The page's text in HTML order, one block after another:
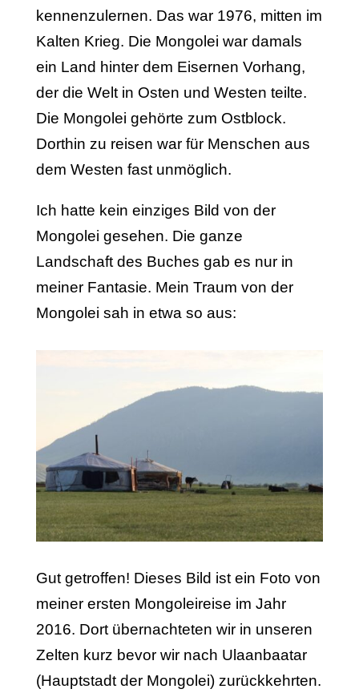
kennenzulernen. Das war 1976, mitten im
Kalten Krieg. Die Mongolei war damals
ein Land hinter dem Eisernen Vorhang,
der die Welt in Osten und Westen teilte.
Die Mongolei gehörte zum Ostblock.
Dorthin zu reisen war für Menschen aus
dem Westen fast unmöglich.
Ich hatte kein einziges Bild von der
Mongolei gesehen. Die ganze
Landschaft des Buches gab es nur in
meiner Fantasie. Mein Traum von der
Mongolei sah in etwa so aus:
Gut getroffen! Dieses Bild ist ein Foto von
meiner ersten Mongoleireise im Jahr
2016. Dort übernachteten wir in unseren
Zelten kurz bevor wir nach Ulaanbaatar
(Hauptstadt der Mongolei) zurückkehrten.